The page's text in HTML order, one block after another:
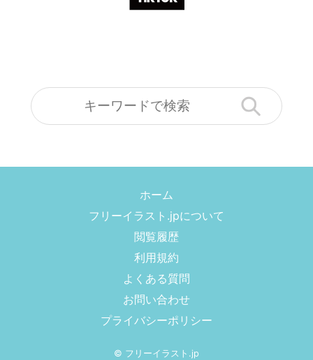
ホーム
フリーイラスト.jpについて
閲覧履歴
利用規約
よくある質問
お問い合わせ
プライバシーポリシー
© フリーイラスト.jp